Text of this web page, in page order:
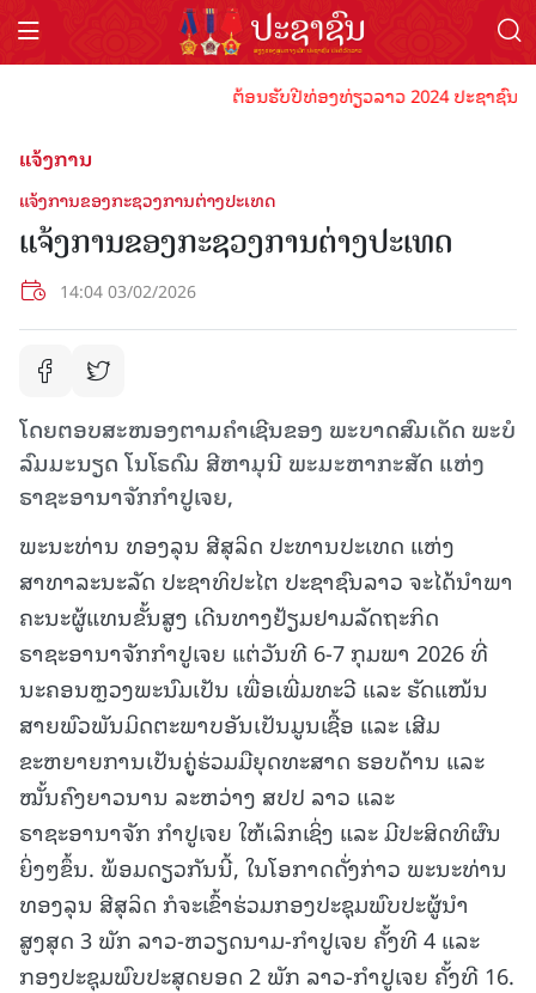
ຕ້ອນຮັບປີທ່ອງທ່ຽວລາວ 2024 ປະຊາຊົນ
ແຈ້ງການ
ແຈ້ງການຂອງກະຊວງການຕ່າງປະເທດ
ແຈ້ງການຂອງກະຊວງການຕ່າງປະເທດ
14:04 03/02/2026
ໂດຍຕອບສະໜອງຕາມຄໍາເຊີນຂອງ ພະບາດສົມເດັດ ພະບໍ
ລົມມະນຽດ ໂນໂຣດົມ ສີຫາມຸນີ ພະມະຫາກະສັດ ແຫ່ງ
ຣາຊະອານາຈັກກໍາປູເຈຍ,
ພະນະທ່ານ ທອງລຸນ ສີສຸລິດ ປະທານປະເທດ ແຫ່ງ
ສາທາລະນະລັດ ປະຊາທິປະໄຕ ປະຊາຊົນລາວ ຈະໄດ້ນໍາພາ
ຄະນະຜູ້ແທນຂັ້ນສູງ ເດີນທາງຢ້ຽມຢາມລັດຖະກິດ
ຣາຊະອານາຈັກກໍາປູເຈຍ ແຕ່ວັນທີ 6-7 ກຸມພາ 2026 ທີ່
ນະຄອນຫຼວງພະນົມເປັນ ເພື່ອເພີ່ມທະວີ ແລະ ຮັດແໜ້ນ
ສາຍພົວພັນມິດຕະພາບອັນເປັນມູນເຊື້ອ ແລະ ເສີມ
ຂະຫຍາຍການເປັນຄູູ່ຮ່ວມມືຍຸດທະສາດ ຮອບດ້ານ ແລະ
ໝັ້ນຄົງຍາວນານ ລະຫວ່າງ ສປປ ລາວ ແລະ
ຣາຊະອານາຈັກ ກໍາປູເຈຍ ໃຫ້ເລິກເຊິ່ງ ແລະ ມີປະສິດທິຜົນ
ຍິ່ງໆຂຶ້ນ. ພ້ອມດຽວກັນນີ້, ໃນໂອກາດດັ່ງກ່າວ ພະນະທ່ານ
ທອງລຸນ ສີສຸລິດ ກໍຈະເຂົ້າຮ່ວມກອງປະຊຸມພົບປະຜູ້ນໍາ
ສູງສຸດ 3 ພັກ ລາວ-ຫວຽດນາມ-ກໍາປູເຈຍ ຄັ້ງທີ 4 ແລະ
ກອງປະຊຸມພົບປະສຸດຍອດ 2 ພັກ ລາວ-ກໍາປູເຈຍ ຄັ້ງທີ 16.